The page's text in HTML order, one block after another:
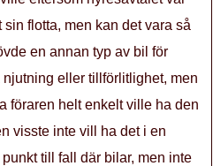
flotta, men kan det vara så
en annan typ av bil för
eller tillförlitlighet, men
föraren helt enkelt ville ha den
visste inte vill ha det i en
till fall där bilar, men inte